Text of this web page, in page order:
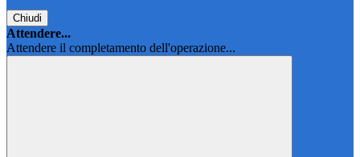
Chiudi
Attendere...
Attendere il completamento dell'operazione...